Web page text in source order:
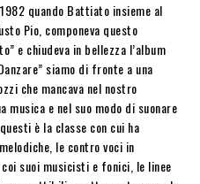
quando Battiato insieme al
Pio, componeva questo
e chiudeva in bellezza l’album
siamo di fronte a una
che mancava nel nostro
musica e nel suo modo di suonare
è la classe con cui ha
le contro voci in
suoi musicisti e fonici, le linee